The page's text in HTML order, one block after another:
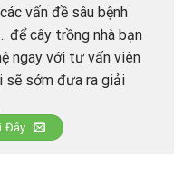
vấn đề sâu bệnh
để cây trồng nhà bạn
ngay với tư vấn viên
sẽ sớm đưa ra giải
Đây